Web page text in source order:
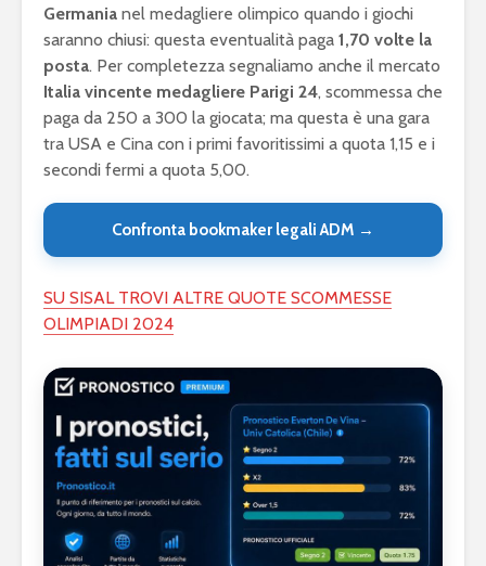
Germania nel medagliere olimpico quando i giochi
saranno chiusi: questa eventualità paga 1,70 volte la
posta. Per completezza segnaliamo anche il mercato
Italia vincente medagliere Parigi 24, scommessa che
paga da 250 a 300 la giocata; ma questa è una gara
tra USA e Cina con i primi favoritissimi a quota 1,15 e i
secondi fermi a quota 5,00.
Confronta bookmaker legali ADM →
SU SISAL TROVI ALTRE QUOTE SCOMMESSE
OLIMPIADI 2024